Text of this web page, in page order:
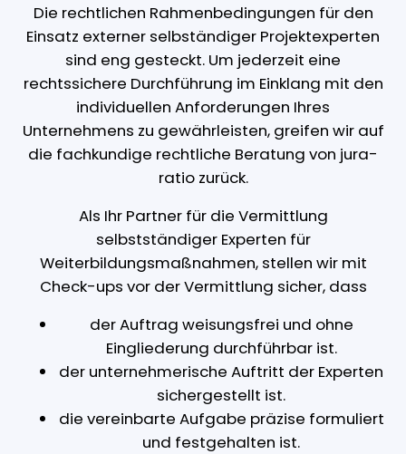
Die rechtlichen Rahmenbedingungen für den
Einsatz externer selbständiger Projektexperten
sind eng gesteckt. Um jederzeit eine
rechtssichere Durchführung im Einklang mit den
individuellen Anforderungen Ihres
Unternehmens zu gewährleisten, greifen wir auf
die fachkundige rechtliche Beratung von jura-
ratio zurück.
Als Ihr Partner für die Vermittlung
selbstständiger Experten für
Weiterbildungsmaßnahmen, stellen wir mit
Check-ups vor der Vermittlung sicher, dass
der Auftrag weisungsfrei und ohne
Eingliederung durchführbar ist.
der unternehmerische Auftritt der Experten
sichergestellt ist.
die vereinbarte Aufgabe präzise formuliert
und festgehalten ist.